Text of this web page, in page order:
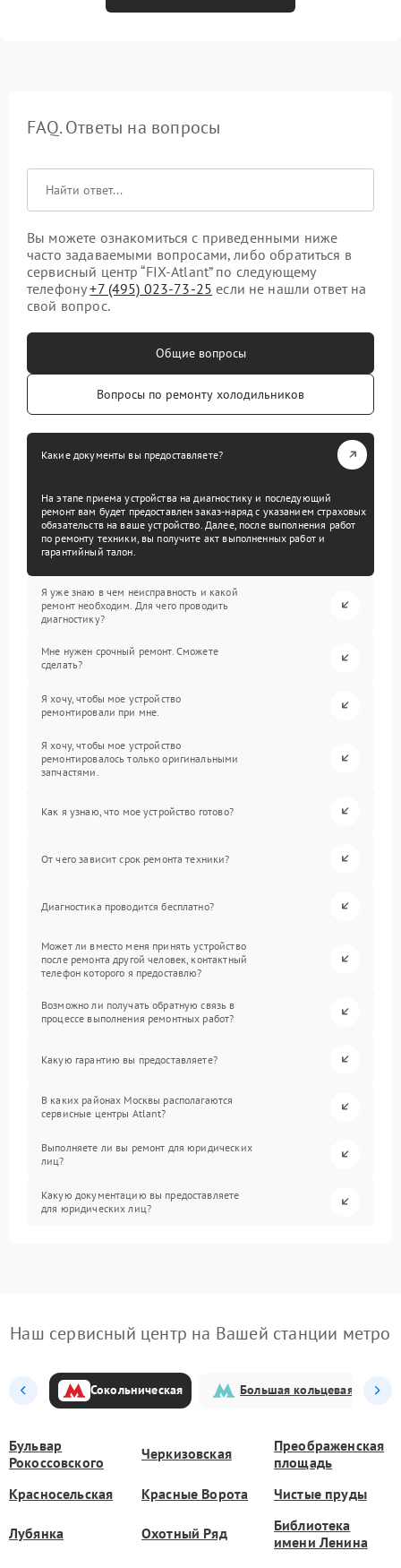
FAQ. Ответы на вопросы
Вы можете ознакомиться с приведенными ниже
часто задаваемыми вопросами, либо обратиться в
сервисный центр “FIX-Atlant” по следующему
телефону+7 (495) 023-73-25 если не нашли ответ на
свой вопрос.
Общие вопросы
Вопросы по ремонту холодильников
Какие документы вы предоставляете?
На этапе приема устройства на диагностику и последующий
ремонт вам будет предоставлен заказ-наряд с указанием страховых
обязательств на ваше устройство. Далее, после выполнения работ
по ремонту техники, вы получите акт выполненных работ и
гарантийный талон.
Я уже знаю в чем неисправность и какой
ремонт необходим. Для чего проводить
диагностику?
Мне нужен срочный ремонт. Сможете
сделать?
Я хочу, чтобы мое устройство
ремонтировали при мне.
Я хочу, чтобы мое устройство
ремонтировалось только оригинальными
запчастями.
Как я узнаю, что мое устройство готово?
От чего зависит срок ремонта техники?
Диагностика проводится бесплатно?
Может ли вместо меня принять устройство
после ремонта другой человек, контактный
телефон которого я предоставлю?
Возможно ли получать обратную связь в
процессе выполнения ремонтных работ?
Какую гарантию вы предоставляете?
В каких районах Москвы располагаются
сервисные центры Atlant?
Выполняете ли вы ремонт для юридических
лиц?
Какую документацию вы предоставляете
для юридических лиц?
Наш сервисный центр на Вашей станции метро
Сокольническая Большая кольцевая
Бульвар
Рокоссовского
Черкизовская
Преображенская
площадь
Красносельская
Красные Ворота Чистые пруды
Лубянка Охотный Ряд
Библиотека
имени Ленина